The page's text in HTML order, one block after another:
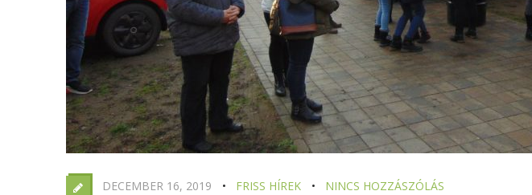
DECEMBER 16, 2019 FRISS HÍREK NINCS HOZZÁSZÓLÁS